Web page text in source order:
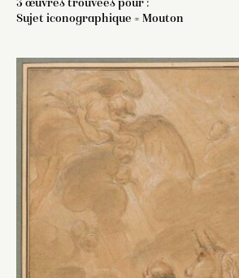
3 œuvres trouvées pour :
Sujet iconographique = Mouton